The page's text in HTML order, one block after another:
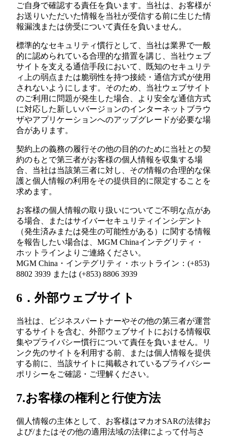
ご自身で確認する責任を負います。当社は、お客様が
お送りいただいた情報を当社が受信する前に生じた情
報漏洩または傍受について責任を負いません。
標準的なセキュリティ慣行として、当社は業界で一般
的に認められている合理的な措置を講じ、当社ウェブ
サイトを支える通信手段において、既知のセキュリテ
ィ上の弱点または脆弱性を持つ接続・通信方式が使用
されないようにします。そのため、当社ウェブサイト
のご利用に問題が発生した場合、より安全な通信方式
に対応した新しいバージョンのインターネットブラウ
ザやアプリケーションへのアップグレードが必要な場
合があります。
契約上の義務の履行その他の目的のために当社との契
約のもとで第三者がお客様の個人情報を収集する場
合、当社は当該第三者に対し、その情報の合理的な保
護と個人情報の利用をその提供目的に限定することを
求めます。
お客様の個人情報の取り扱いについてご不明な点があ
る場合、またはサイバーセキュリティインシデント
（発生済みまたは発生の可能性がある）に関する情報
を報告したい場合は、MGM Chinaインテグリティ・
ホットラインよりご連絡ください。
MGM China・インテグリティ・ホットライン：(+853)
8802 3939 または (+853) 8806 3939
6．外部ウェブサイト
当社は、ビジネスパートナーやその他の第三者が運営
するサイトを含む、外部ウェブサイトにおける情報収
集やプライバシー慣行について責任を負いません。リ
ンク先のサイトを利用する前、または個人情報を提供
する前に、当該サイトに掲載されているプライバシー
ポリシーをご確認・ご理解ください。
7.お客様の権利と行使方法
個人情報の主体として、お客様はマカオSARの法律お
よび/またはその他の適用法域の法律によって付与さ